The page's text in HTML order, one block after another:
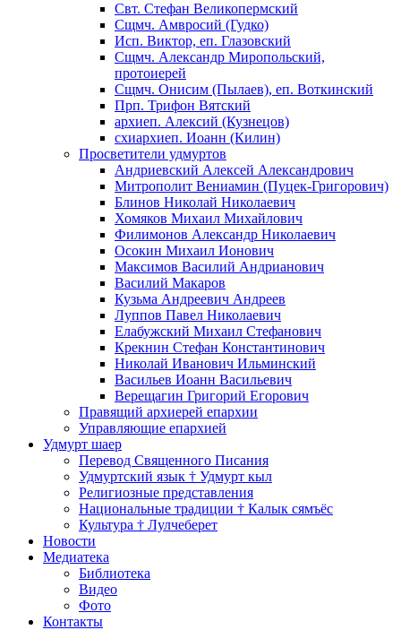
Свт. Стефан Великопермский
Сщмч. Амвросий (Гудко)
Исп. Виктор, еп. Глазовский
Сщмч. Александр Миропольский,
протоиерей
Сщмч. Онисим (Пылаев), еп. Воткинский
Прп. Трифон Вятский
архиеп. Алексий (Кузнецов)
схиархиеп. Иоанн (Килин)
Просветители удмуртов
Андриевский Алексей Александрович
Митрополит Вениамин (Пуцек-Григорович)
Блинов Николай Николаевич
Хомяков Михаил Михайлович
Филимонов Александр Николаевич
Осокин Михаил Ионович
Максимов Василий Андрианович
Василий Макаров
Кузьма Андреевич Андреев
Луппов Павел Николаевич
Елабужский Михаил Стефанович
Крекнин Стефан Константинович
Николай Иванович Ильминский
Васильев Иоанн Васильевич
Верещагин Григорий Егорович
Правящий архиерей епархии
Управляющие епархией
Удмурт шаер
Перевод Священного Писания
Удмуртский язык † Удмурт кыл
Религиозные представления
Национальные традиции † Калык сямъёс
Культура † Лулчеберет
Новости
Медиатека
Библиотека
Видео
Фото
Контакты